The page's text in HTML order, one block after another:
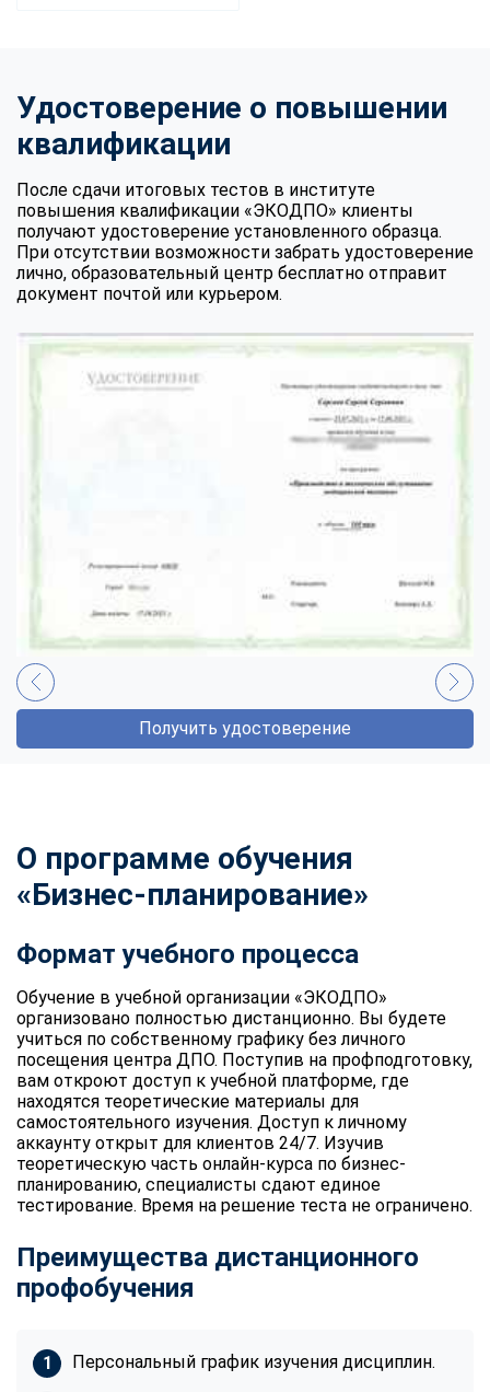
Удостоверение о повышении
квалификации
После сдачи итоговых тестов в институте
повышения квалификации «ЭКОДПО» клиенты
получают удостоверение установленного образца.
При отсутствии возможности забрать удостоверение
лично, образовательный центр бесплатно отправит
документ почтой или курьером.
Получить удостоверение
О программе обучения
«Бизнес-планирование»
Формат учебного процесса
Обучение в учебной организации «ЭКОДПО»
организовано полностью дистанционно. Вы будете
учиться по собственному графику без личного
посещения центра ДПО. Поступив на профподготовку,
вам откроют доступ к учебной платформе, где
находятся теоретические материалы для
самостоятельного изучения. Доступ к личному
аккаунту открыт для клиентов 24/7. Изучив
теоретическую часть онлайн-курса по бизнес-
планированию, специалисты сдают единое
тестирование. Время на решение теста не ограничено.
Преимущества дистанционного
профобучения
Персональный график изучения дисциплин.